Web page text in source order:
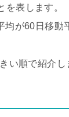
表します。
が60日移動
い順で紹介し